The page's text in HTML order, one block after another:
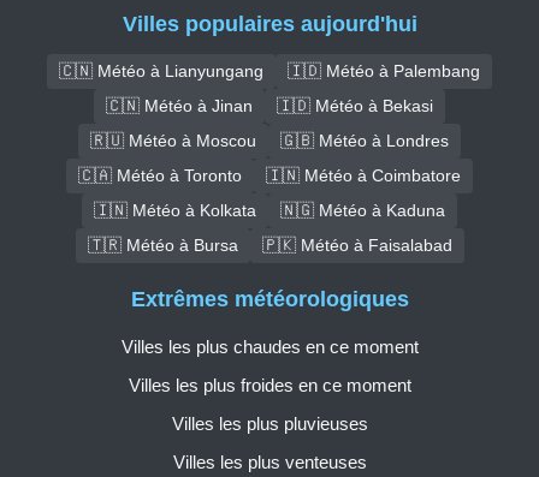
Villes populaires aujourd'hui
🇨🇳 Météo à Lianyungang
🇮🇩 Météo à Palembang
🇨🇳 Météo à Jinan
🇮🇩 Météo à Bekasi
🇷🇺 Météo à Moscou
🇬🇧 Météo à Londres
🇨🇦 Météo à Toronto
🇮🇳 Météo à Coimbatore
🇮🇳 Météo à Kolkata
🇳🇬 Météo à Kaduna
🇹🇷 Météo à Bursa
🇵🇰 Météo à Faisalabad
Extrêmes météorologiques
Villes les plus chaudes en ce moment
Villes les plus froides en ce moment
Villes les plus pluvieuses
Villes les plus venteuses